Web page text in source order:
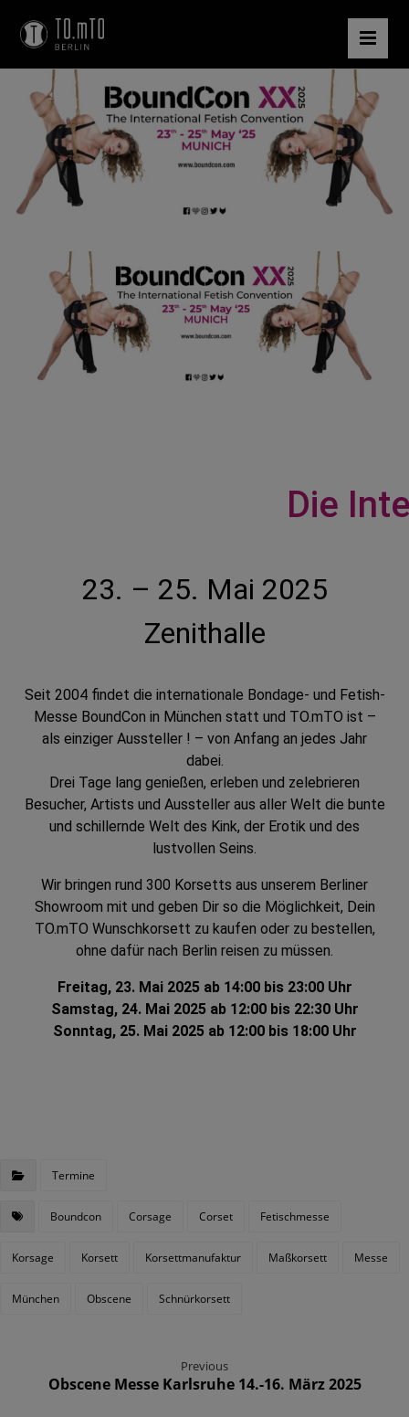
Die
23. – 25. Mai 2025
Zenithalle
Seit 2004 findet die internationale Bondage- und Fetish-
Messe BoundCon in München statt und TO.mTO ist –
als einziger Aussteller ! – von Anfang an jedes Jahr
dabei.
Drei Tage lang genießen, erleben und zelebrieren
Besucher, Artists und Aussteller aus aller Welt die bunte
und schillernde Welt des Kink, der Erotik und des
lustvollen Seins.
Wir bringen rund 300 Korsetts aus unserem Berliner
Showroom mit und geben Dir so die Möglichkeit, Dein
TO.mTO Wunschkorsett zu kaufen oder zu bestellen,
ohne dafür nach Berlin reisen zu müssen.
Freitag, 23. Mai 2025 ab 14:00 bis 23:00 Uhr
Samstag, 24. Mai 2025 ab 12:00 bis 22:30 Uhr
Sonntag, 25. Mai 2025 ab 12:00 bis 18:00 Uhr
Termine
Boundcon Corsage Corset Fetischmesse
Korsage Korsett Korsettmanufaktur Maßkorsett Messe
München Obscene Schnürkorsett
Previous
Obscene Messe Karlsruhe 14.-16. März 2025